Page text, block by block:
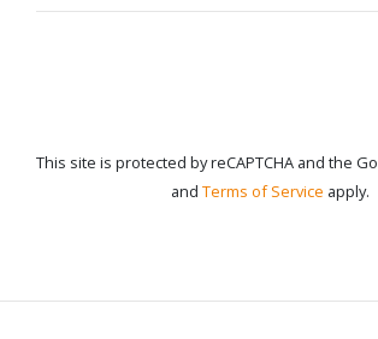
This site is protected by reCAPTCHA and the
and Terms of Service apply.